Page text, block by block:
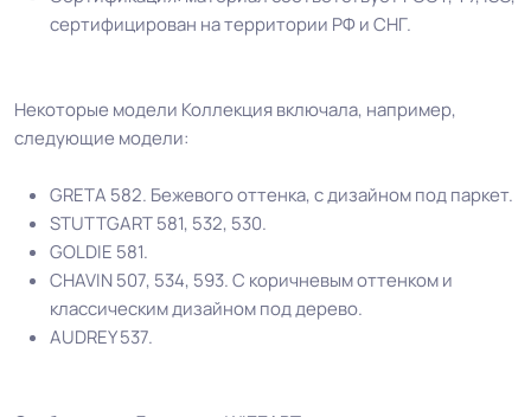
площадка или завод
Россия
Безопасность
материала ГОСТ, ТУ,
ISO
Сертифицирован на территории
Соответствует ГОСТ,
ТУ, ISO
Условия хранения Крытое, сухое помещение.
сертифицирован на территории РФ и СНГ.
Некоторые модели Коллекция включала, например,
следующие модели:
GRETA 582. Бежевого оттенка, с дизайном под паркет.
STUTTGART 581, 532, 530.
GOLDIE 581.
CHAVIN 507, 534, 593. С коричневым оттенком и
классическим дизайном под дерево.
AUDREY 537.